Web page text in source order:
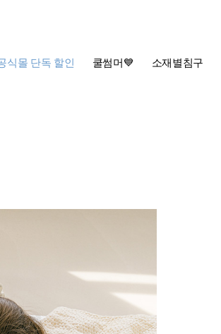
식몰 단독 할인 쿨썸머💙 소재별침구